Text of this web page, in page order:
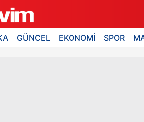
GÜNCEL EKONOMİ SPOR